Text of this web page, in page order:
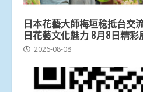
日本花藝大師梅垣稔抵台
日花藝文化魅力 8月8日精彩
2026-08-08